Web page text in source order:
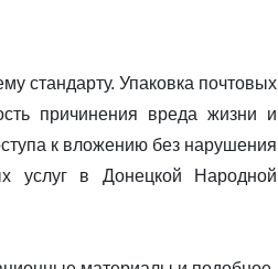
стандарту. Упаковка почтовых
причинения вреда жизни и
к вложению без нарушения
услуг в Донецкой Народной